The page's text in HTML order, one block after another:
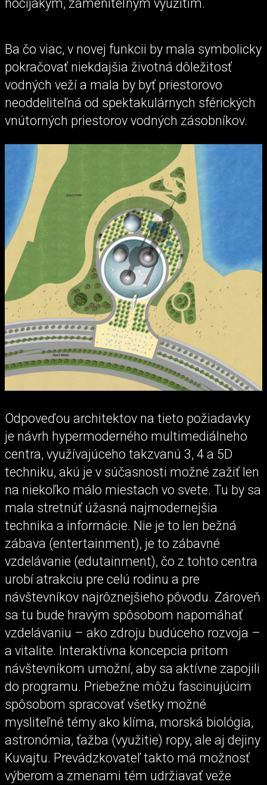
hocijakým, zameniteľným využitím.
Ba čo viac, v novej funkcii by mala symbolicky
pokračovať niekdajšia životná dôležitosť
vodných veží a mala by byť priestorovo
neoddeliteľná od spektakulárnych sférických
vnútorných priestorov vodných zásobníkov.
Odpoveďou architektov na tieto požiadavky
je návrh hypermoderného multimediálneho
centra, využívajúceho takzvanú 3, 4 a 5D
techniku, akú je v súčasnosti možné zažiť len
na niekoľko málo miestach vo svete. Tu by sa
mala stretnúť úžasná najmodernejšia
technika a informácie. Nie je to len bežná
zábava (entertainment), je to zábavné
vzdelávanie (edutainment), čo z tohto centra
urobí atrakciu pre celú rodinu a pre
návštevníkov najrôznejšieho pôvodu. Zároveň
sa tu bude hravým spôsobom napomáhať
vzdelávaniu – ako zdroju budúceho rozvoja –
a vitalite. Interaktívna koncepcia pritom
návštevníkom umožní, aby sa aktívne zapojili
do programu. Priebežne môžu fascinujúcim
spôsobom spracovať všetky možné
mysliteľné témy ako klíma, morská biológia,
astronómia, ťažba (využitie) ropy, ale aj dejiny
Kuvajtu. Prevádzkovateľ takto má možnosť
výberom a zmenami tém udržiavať veže